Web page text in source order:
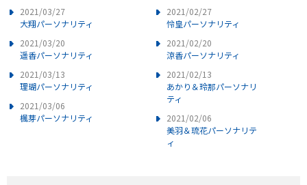
2021/03/27
大翔パーソナリティ
2021/03/20
遥香パーソナリティ
2021/03/13
理瑚パーソナリティ
2021/03/06
楓芽パーソナリティ
2021/02/27
怜皇パーソナリティ
2021/02/20
涼香パーソナリティ
2021/02/13
あかり＆玲那パーソナリ
ティ
2021/02/06
美羽＆琉花パーソナリテ
ィ